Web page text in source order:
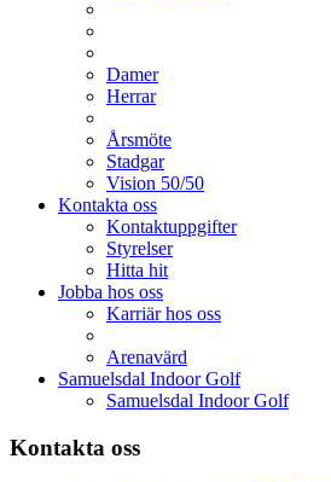
Damer
Herrar
Årsmöte
Stadgar
Vision 50/50
Kontakta oss
Kontaktuppgifter
Styrelser
Hitta hit
Jobba hos oss
Karriär hos oss
Arenavärd
Samuelsdal Indoor Golf
Samuelsdal Indoor Golf
Kontakta oss